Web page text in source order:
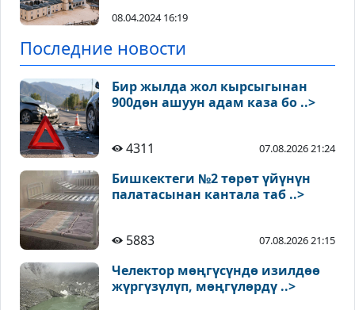
08.04.2024 16:19
Последние новости
Бир жылда жол кырсыгынан
900дөн ашуун адам каза бо ..>
4311 07.08.2026 21:24
Бишкектеги №2 төрөт үйүнүн
палатасынан кантала таб ..>
5883 07.08.2026 21:15
Челектор мөңгүсүндө изилдөө
жүргүзүлүп, мөңгүлөрдү ..>